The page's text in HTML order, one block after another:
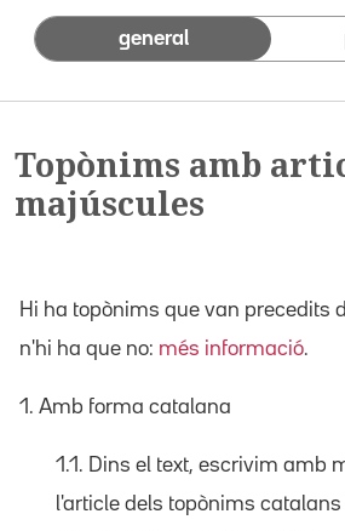
general
Topònims amb
majúscules
Hi ha topònims que van precedits
n'hi ha que no: més informació.
1. Amb forma catalana
1.1. Dins el text, escrivim amb
l'article dels topònims catalans